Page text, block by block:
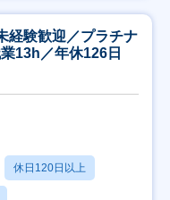
経験歓迎／プラチナ
13h／年休126日
休日120日以上